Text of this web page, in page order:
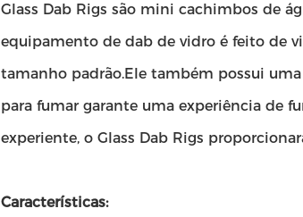
Glass Dab Rigs são mini cachimbos de
equipamento de dab de vidro é feito de
tamanho padrão.Ele também possui
para fumar garante uma experiência de
experiente, o Glass Dab Rigs
Características: